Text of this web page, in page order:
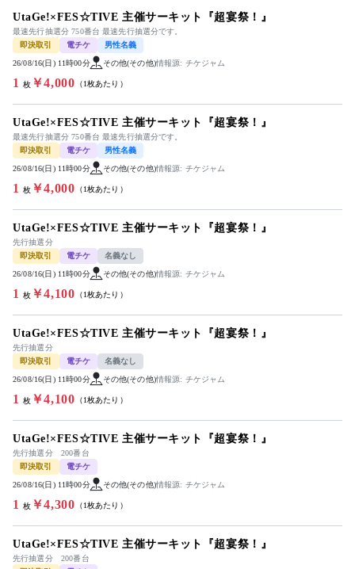
UtaGe!×FES☆TIVE 主催サーキット『超宴祭！』
最速先行抽選分 750番台 最速先行抽選分です。
即決取引
電チケ 男性名義
26/08/16(日) 11時00分 その他(その他)情報源: チケジャム
1 枚￥4,000 （1枚あたり）
UtaGe!×FES☆TIVE 主催サーキット『超宴祭！』
最速先行抽選分 750番台 最速先行抽選分です。
即決取引
電チケ 男性名義
26/08/16(日) 11時00分 その他(その他)情報源: チケジャム
1 枚￥4,000 （1枚あたり）
UtaGe!×FES☆TIVE 主催サーキット『超宴祭！』
先行抽選分
即決取引
電チケ 名義なし
26/08/16(日) 11時00分 その他(その他)情報源: チケジャム
1 枚￥4,100 （1枚あたり）
UtaGe!×FES☆TIVE 主催サーキット『超宴祭！』
先行抽選分
即決取引
電チケ 名義なし
26/08/16(日) 11時00分 その他(その他)情報源: チケジャム
1 枚￥4,100 （1枚あたり）
UtaGe!×FES☆TIVE 主催サーキット『超宴祭！』
先行抽選分 200番台
即決取引
電チケ
26/08/16(日) 11時00分 その他(その他)情報源: チケジャム
1 枚￥4,300 （1枚あたり）
UtaGe!×FES☆TIVE 主催サーキット『超宴祭！』
先行抽選分 200番台